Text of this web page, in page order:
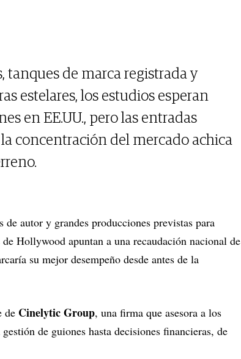
tanques de marca registrada y
estelares, los estudios esperan
en EE.UU., pero las entradas
concentración del mercado achica
de autor y grandes producciones previstas para
Hollywood apuntan a una recaudación nacional de
su mejor desempeño desde antes de la
de Cinelytic Group, una firma que asesora a los
de guiones hasta decisiones financieras, de